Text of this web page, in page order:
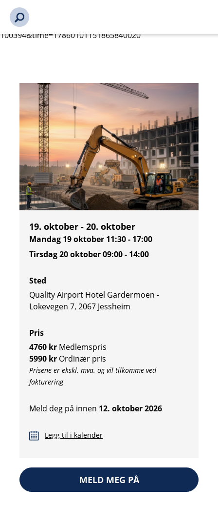
mobilnych-roboczyck-podnosnikow-
platformowych%2Fbransjekonferansen-2026-100394-
100394&time=17860101151865840020